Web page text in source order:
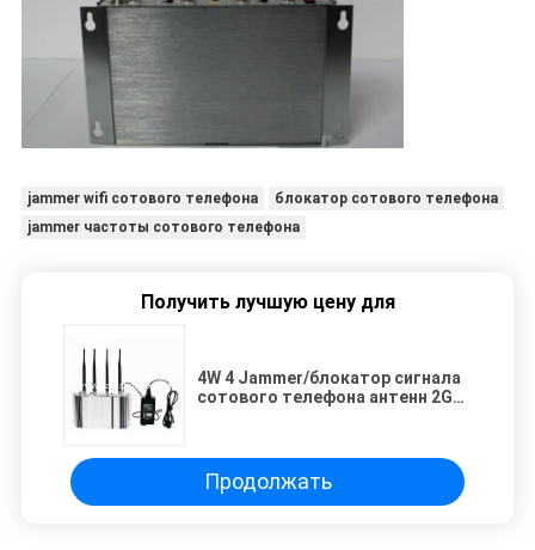
jammer wifi сотового телефона
блокатор сотового телефона
jammer частоты сотового телефона
Получить лучшую цену для
4W 4 Jammer/блокатор сигнала
сотового телефона антенн 2G
Продолжать